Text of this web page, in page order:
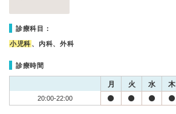
診療科目：
小児科 、内科、外科
診療時間
月 火 水 木
20:00-22:00